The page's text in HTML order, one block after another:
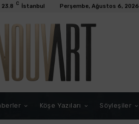
23.8 C İstanbul Perşembe, Ağustos 6, 2026
Köşe Yazıları Söyleşiler